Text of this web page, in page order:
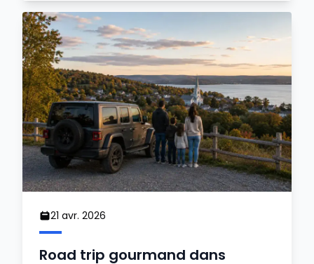
21 avr. 2026
Road trip gourmand dans